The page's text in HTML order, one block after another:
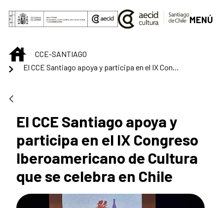
Saltar al contenido principal
MENÚ
INICIOCCE-SANTIAGO
El CCE Santiago apoya y
participa en el IX Congreso
Iberoamericano de Cultura
que se celebra en Chile